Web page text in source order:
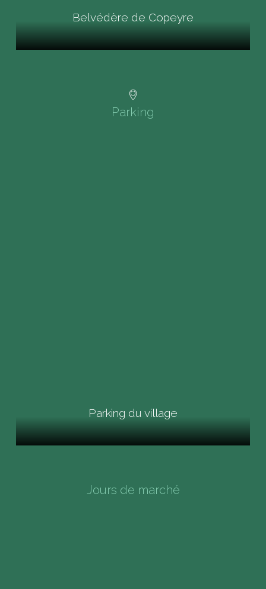
Belvédère de Copeyre
Parking
Parking du village
Jours de marché